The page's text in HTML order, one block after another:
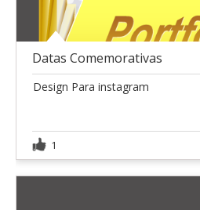
Datas Comemorativas
Design Para instagram
1